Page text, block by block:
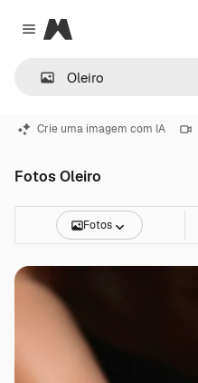
Close menu
Magnific
Crie uma imagem com IA
Fotos Oleiro
Fotos